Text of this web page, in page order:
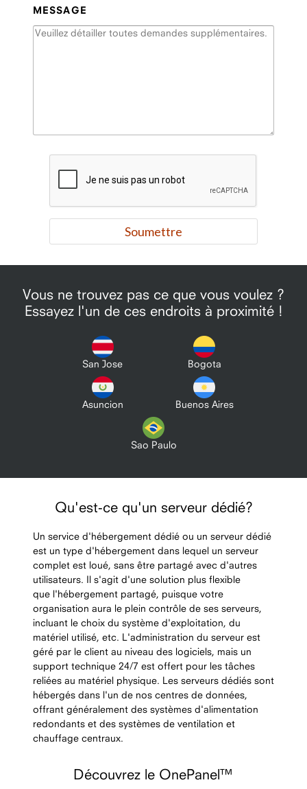
MESSAGE
Vous ne trouvez pas ce que vous voulez ?
Essayez l'un de ces endroits à proximité !
San Jose Bogota
Asuncion Buenos Aires
Sao Paulo
Qu'est-ce qu'un serveur dédié?
Un service d'hébergement dédié ou un serveur dédié
est un type d'hébergement dans lequel un serveur
complet est loué, sans être partagé avec d'autres
utilisateurs. Il s'agit d'une solution plus flexible
que l'hébergement partagé, puisque votre
organisation aura le plein contrôle de ses serveurs,
incluant le choix du système d'exploitation, du
matériel utilisé, etc. L'administration du serveur est
géré par le client au niveau des logiciels, mais un
support technique 24/7 est offert pour les tâches
reliées au matériel physique. Les serveurs dédiés sont
hébergés dans l'un de nos centres de données,
offrant généralement des systèmes d'alimentation
redondants et des systèmes de ventilation et
chauffage centraux.
Découvrez le OnePanel™